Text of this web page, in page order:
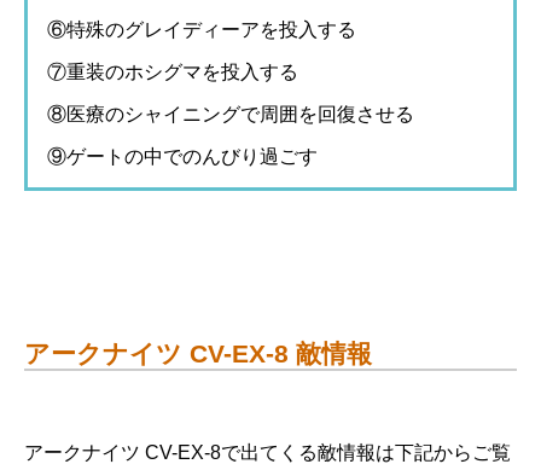
⑥特殊のグレイディーアを投入する
⑦重装のホシグマを投入する
⑧医療のシャイニングで周囲を回復させる
⑨ゲートの中でのんびり過ごす
アークナイツ CV-EX-8 敵情報
アークナイツ CV-EX-8で出てくる敵情報は下記からご覧